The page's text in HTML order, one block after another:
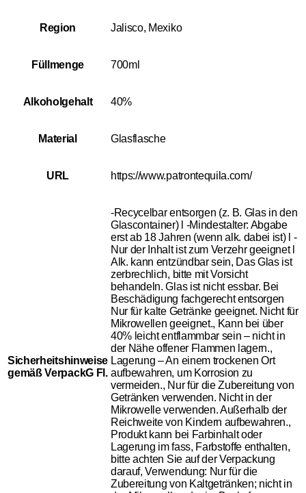
Region Jalisco, Mexiko
Füllmenge 700ml
Alkoholgehalt 40%
Material Glasflasche
URL https://www.patrontequila.com/
Sicherheitshinweise
gemäß VerpackG Fl.
-Recycelbar entsorgen (z. B. Glas in den
Glascontainer) l -Mindestalter: Abgabe
erst ab 18 Jahren (wenn alk. dabei ist) l -
Nur der Inhalt ist zum Verzehr geeignet l
Alk. kann entzündbar sein, Das Glas ist
zerbrechlich, bitte mit Vorsicht
behandeln. Glas ist nicht essbar. Bei
Beschädigung fachgerecht entsorgen
Nur für kalte Getränke geeignet. Nicht für
Mikrowellen geeignet., Kann bei über
40% leicht entflammbar sein – nicht in
der Nähe offener Flammen lagern.,
Lagerung – An einem trockenen Ort
aufbewahren, um Korrosion zu
vermeiden., Nur für die Zubereitung von
Getränken verwenden. Nicht in der
Mikrowelle verwenden. Außerhalb der
Reichweite von Kindern aufbewahren.,
Produkt kann bei Farbinhalt oder
Lagerung im fass, Farbstoffe enthalten,
bitte achten Sie auf der Verpackung
darauf, Verwendung: Nur für die
Zubereitung von Kaltgetränken; nicht in